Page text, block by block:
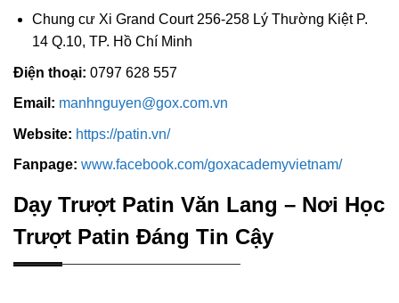
Chung cư Xi Grand Court 256-258 Lý Thường Kiệt P.
14 Q.10, TP. Hồ Chí Minh
Điện thoại: 0797 628 557
Email: manhnguyen@gox.com.vn
Website: https://patin.vn/
Fanpage: www.facebook.com/goxacademyvietnam/
Dạy Trượt Patin Văn Lang – Nơi Học
Trượt Patin Đáng Tin Cậy